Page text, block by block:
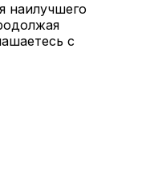
наилучшего
с